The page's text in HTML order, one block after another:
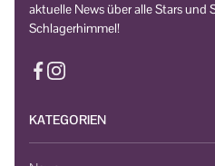
aktuelle News über alle Stars und
Schlagerhimmel!
KATEGORIEN